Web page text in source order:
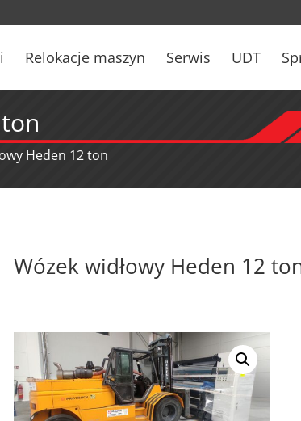
Relokacje maszyn Serwis UDT
Heden 12 ton
Wózek widłowy Heden 12